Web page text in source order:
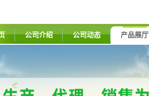
公司介绍 公司动态 产品展厅